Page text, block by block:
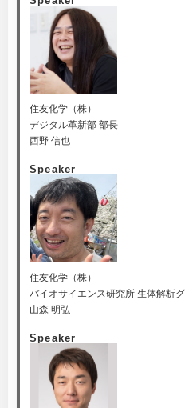
住友化学（株）
デジタル革新部 部長
西野 信也
Speaker
住友化学（株）
バイオサイエンス研究所 生体解析
山森 明弘
Speaker